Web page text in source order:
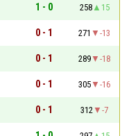
1 - 0 258
15
0 - 1 271
-13
0 - 1 289
-18
0 - 1 305
-16
0 - 1 312
-7